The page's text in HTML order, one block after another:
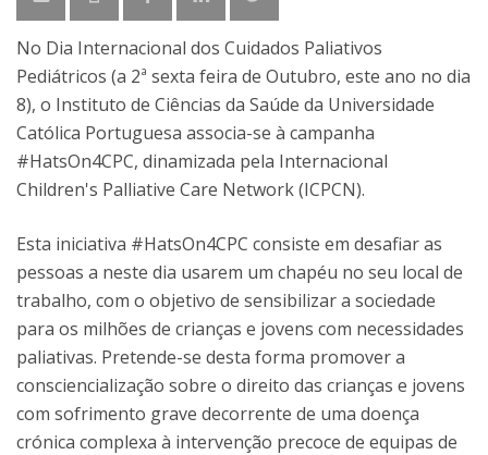
No Dia Internacional dos Cuidados Paliativos
Pediátricos (a 2ª sexta feira de Outubro, este ano no dia
8), o Instituto de Ciências da Saúde da Universidade
Católica Portuguesa associa-se à campanha
#HatsOn4CPC, dinamizada pela Internacional
Children's Palliative Care Network (ICPCN).
Esta iniciativa #HatsOn4CPC consiste em desafiar as
pessoas a neste dia usarem um chapéu no seu local de
trabalho, com o objetivo de sensibilizar a sociedade
para os milhões de crianças e jovens com necessidades
paliativas. Pretende-se desta forma promover a
consciencialização sobre o direito das crianças e jovens
com sofrimento grave decorrente de uma doença
crónica complexa à intervenção precoce de equipas de